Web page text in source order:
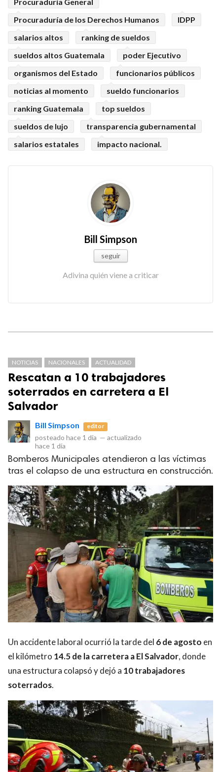
Procuraduría de los Derechos Humanos
IDPP
salarios altos
ranking de sueldos
sueldos altos Guatemala
poder Ejecutivo
organismos del Estado
funcionarios públicos
noticias al momento
sueldo funcionarios
ranking Guatemala
top sueldos
sueldos de lujo
transparencia gubernamental
salarios estatales
impacto nacional.
Bill Simpson
seguir
Adivina quién viene a criticar
NOTICIAS NACIONALES ACTUALIDAD
Rescatan a 10 trabajadores
soterrados en carretera a El
Salvador
Bill Simpson editor
posteado hace 1 día — actualizado
hace 1 día
Bomberos Municipales atendieron a las víctimas
tras el colapso de una estructura en construcción.
Un accidente laboral ocurrió la tarde del 6 de agosto en
el kilómetro 14.5 de la carretera a El Salvador, donde
una estructura colapsó y dejó a 10 trabajadores
soterrados.